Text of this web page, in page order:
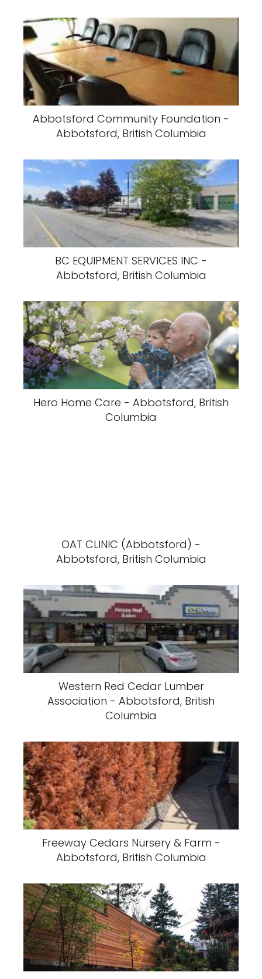
Abbotsford Community Foundation -
Abbotsford, British Columbia
BC EQUIPMENT SERVICES INC -
Abbotsford, British Columbia
Hero Home Care - Abbotsford, British
Columbia
OAT CLINIC (Abbotsford) -
Abbotsford, British Columbia
Western Red Cedar Lumber
Association - Abbotsford, British
Columbia
Freeway Cedars Nursery & Farm -
Abbotsford, British Columbia